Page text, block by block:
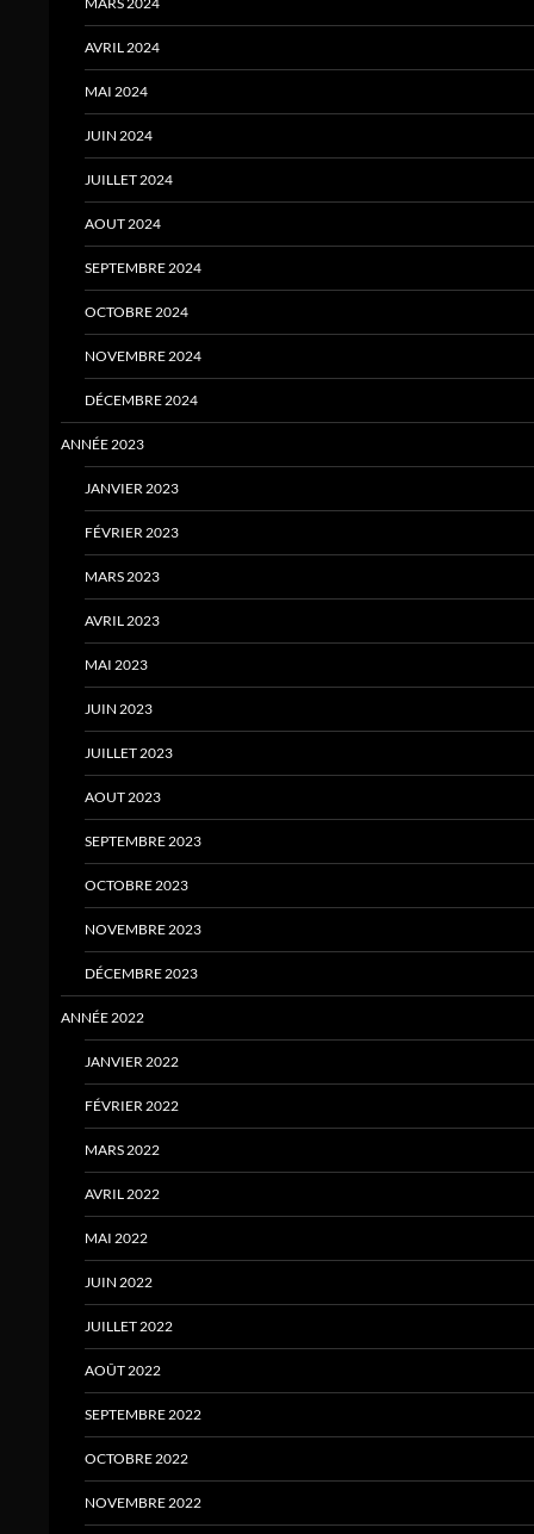
AVRIL 2024
MAI 2024
JUIN 2024
JUILLET 2024
AOUT 2024
SEPTEMBRE 2024
OCTOBRE 2024
NOVEMBRE 2024
DÉCEMBRE 2024
ANNÉE 2023
JANVIER 2023
FÉVRIER 2023
MARS 2023
AVRIL 2023
MAI 2023
JUIN 2023
JUILLET 2023
AOUT 2023
SEPTEMBRE 2023
OCTOBRE 2023
NOVEMBRE 2023
DÉCEMBRE 2023
ANNÉE 2022
JANVIER 2022
FÉVRIER 2022
MARS 2022
AVRIL 2022
MAI 2022
JUIN 2022
JUILLET 2022
AOÛT 2022
SEPTEMBRE 2022
OCTOBRE 2022
NOVEMBRE 2022